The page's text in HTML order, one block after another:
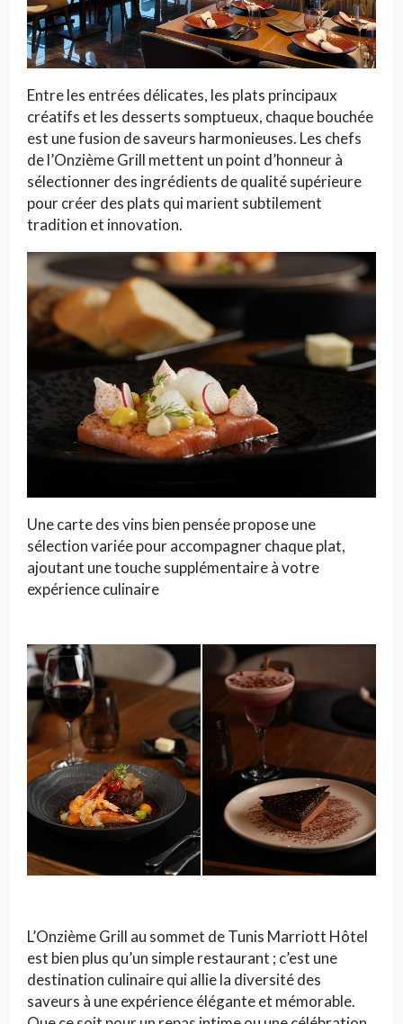
Entre les entrées délicates, les plats principaux
créatifs et les desserts somptueux, chaque bouchée
est une fusion de saveurs harmonieuses. Les chefs
de l’Onzième Grill mettent un point d’honneur à
sélectionner des ingrédients de qualité supérieure
pour créer des plats qui marient subtilement
tradition et innovation.
Une carte des vins bien pensée propose une
sélection variée pour accompagner chaque plat,
ajoutant une touche supplémentaire à votre
expérience culinaire
L’Onzième Grill au sommet de Tunis Marriott Hôtel
est bien plus qu’un simple restaurant ; c’est une
destination culinaire qui allie la diversité des
saveurs à une expérience élégante et mémorable.